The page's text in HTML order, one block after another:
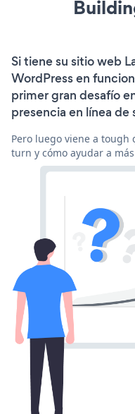
Si tiene su sitio web
WordPress en
primer gran desafío
presencia en línea de
Pero luego viene a tough
turn y cómo ayudar a